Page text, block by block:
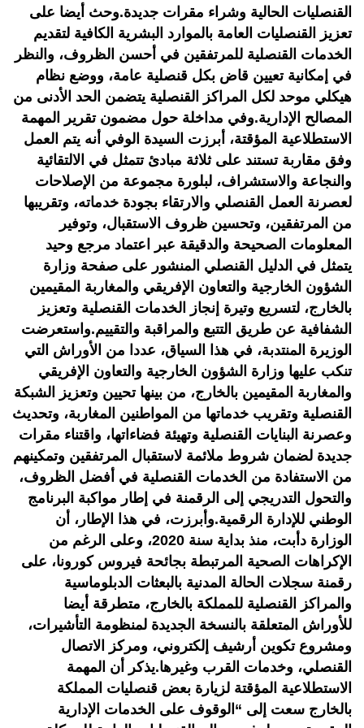
القنصليات الحالية وشراء مقرات جديدة.وحث أيضا على
تعزيز القنصليات العامة بالموارد البشرية الكافية لتقديم
الخدمات القنصلية للمرتفقين في أحسن الظروف، والنظر
في إمكانية تعيين قاض بكل قنصلية عامة، ووضع نظام
هيكلي موحد لكل المراكز القنصلية يتضمن الحد الأدنى من
المصالح الإدارية.وفي مداخلة حول مضمون تقرير المهمة
الاستطلاعية المؤقتة، أبرزت السيدة الوفي أنه يتم العمل
وفق مقاربة تستند على ثلاثة مبادئ تتمثل في الالتقائية
والنجاعة والاستشراف، لبلورة مجموعة من الإصلاحات
لعصرنة العمل القنصلي والارتقاء بجودة خدماته، وتقريبها
من المرتفقين، وتحسين ظروف الاستقبال، وتوفير
المعلومات الصحيحة والدقيقة عبر اعتماد مرجع وحيد
يتمثل في الدليل القنصلي المنشور على صفحة وزارة
الشؤون الخارجية والتعاون الإفريقي والمغاربة المقيمين
بالخارج، لتسريع وتيرة إنجاز الخدمات القنصلية وتعزيز
الشفافية عن طريق التتبع والمراقبة والتقييم.واستعرضت
الوزيرة المنتدبة، في هذا السياق، عددا من الأوراش التي
تنكب عليها وزارة الشؤون الخارجية والتعاون الإفريقي
والمغاربة المقيمين بالخارج، من بينها تحيين وتعزيز الشبكة
القنصلية وتقريب خدماتها من المواطنين المغاربة، وتحديث
وعصرنة البنايات القنصلية وتهيئة فضاءاتها، واقتناء مقرات
جديدة لضمان شروط ملائمة لاستقبال المرتفقين وتمكينهم
من الاستفادة من الخدمات القنصلية في أفضل الظروف،
والتحول التدريجي إلى الرقمنة في إطار مواكبة البرنامج
الوطني للإدارة الرقمية.وأبرزت، في هذا الإطار، أن
الوزارة دأبت، منذ بداية سنة 2020، وعلى الرغم من
الإكراهات الصحية المرتبطة بجائحة فيروس كورونا، على
رقمنة سجلات الحالة المدنية بالبعثات الدبلوماسية
والمراكز القنصلية للمملكة بالخارج، متطرقة أيضا
للأوراش المتعلقة بالنسخة الجديدة لمنظومة التأشيرات،
ومشروع تكوين أرشيف إلكتروني، ومركز الاتصال
القنصلي، وخدمات القرب وغيرها.يذكر أن المهمة
الاستطلاعية المؤقتة لزيارة بعض قنصليات المملكة
بالخارج سعت إلى “الوقوف على الخدمات الإدارية